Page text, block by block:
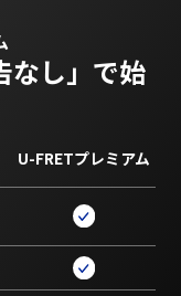
なし」で始
U-FRETプレミアム